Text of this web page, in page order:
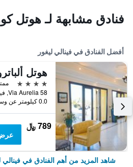
فنادق مشابهة لـ هوتل
أفضل الفنادق في فينالي ليغور
4 نجوم
0.0 كيلومتر عن وسط المدينة
789 ﷼
شاهد المزيد من أهم الفنادق في فينالي